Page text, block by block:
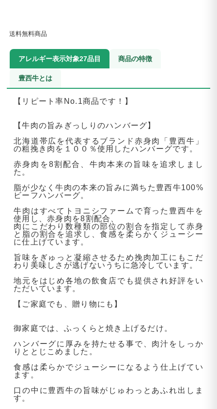
送料無料商品
アレルギー表示対象27品目 商品の特徴
豊西牛とは
【リピート率No.1商品です！】
【牛肉の旨みぎっしりのハンバーグ】
北海道帯広を代表するブランド赤身肉「豊西牛」
の粗挽き肉を１００％使用したハンバーグです。
赤身肉を8割配合、牛肉本来の旨味を追求しまし
た。
脂が少なく牛肉の本来の旨みに満ちた豊西牛100%
ビーフハンバーグ。
牛肉はすべてトヨニシファームで育った豊西牛を
使用し、赤身肉を8割配合、
肉にこだわり数種類の部位の割合を指定して赤身
と脂の割合を追求し、食感を柔らかくジューシー
に仕上げています。
旨味をぎゅっと凝縮させるため挽肉加工にもこだ
わり美味しさが逃げないうちに急冷しています。
地元をはじめ各地の飲食店でも提供され好評をい
ただいています。
【ご家庭でも、贈り物にも】
御家庭では、ふっくらと焼き上げるだけ。
ハンバーグに厚みを持たせる事で、肉汁をしっか
りととじこめました。
食感は柔らかでジューシーになるよう仕上げてい
ます。
口の中に豊西牛の旨味がじゅわっとあふれ出しま
す。